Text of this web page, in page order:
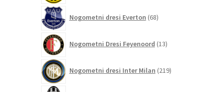
Nogometni dresi Everton 68izdelkov
Nogometni Dresi Feyenoord 13izdelkov
Nogometni dresi Inter Milan 219izdelkov